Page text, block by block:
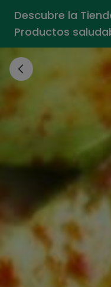
Descubre la
Productos